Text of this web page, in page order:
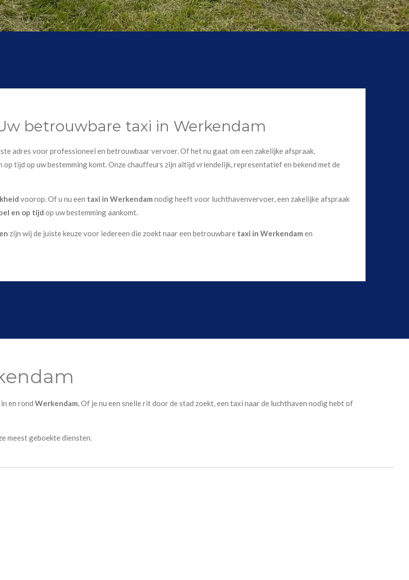
betrouwbare taxi in Werkendam
adres voor professioneel en betrouwbaar vervoer. Of het nu gaat om een zakelijke afspraak,
tijd op uw bestemming komt. Onze chauffeurs zijn altijd vriendelijk, representatief en bekend met de
voorop. Of u nu een taxi in Werkendam nodig heeft voor luchthavenvervoer, een zakelijke afspraak
en op tijd op uw bestemming aankomt.
zijn wij de juiste keuze voor iedereen die zoekt naar een betrouwbare taxi in Werkendam en
in en rond Werkendam.Of je nu een snelle rit door de stad zoekt, een taxi naar de luchthaven nodig hebt of
meest geboekte diensten.